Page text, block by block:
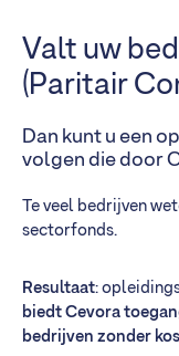
Valt uw
(Paritair
Dan kunt u een
volgen die door
Te veel bedrijven
sectorfonds.
Resultaat:
biedt Cevora
bedrijven zonder